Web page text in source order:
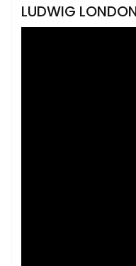
LUDWIG